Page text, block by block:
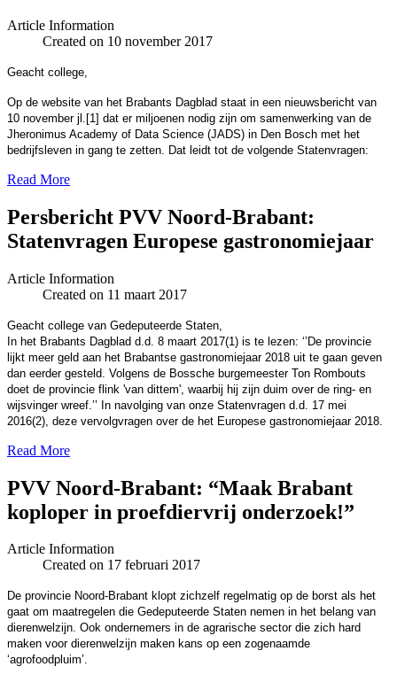
Article Information
Created on 10 november 2017
Geacht college,
Op de website van het Brabants Dagblad staat in een nieuwsbericht van
10 november jl.[1] dat er miljoenen nodig zijn om samenwerking van de
Jheronimus Academy of Data Science (JADS) in Den Bosch met het
bedrijfsleven in gang te zetten. Dat leidt tot de volgende Statenvragen:
Read More
Persbericht PVV Noord-Brabant:
Statenvragen Europese gastronomiejaar
Article Information
Created on 11 maart 2017
Geacht college van Gedeputeerde Staten,
In het Brabants Dagblad d.d. 8 maart 2017(1) is te lezen: ‘’De provincie
lijkt meer geld aan het Brabantse gastronomiejaar 2018 uit te gaan geven
dan eerder gesteld. Volgens de Bossche burgemeester Ton Rombouts
doet de provincie flink 'van dittem', waarbij hij zijn duim over de ring- en
wijsvinger wreef.’’ In navolging van onze Statenvragen d.d. 17 mei
2016(2), deze vervolgvragen over de het Europese gastronomiejaar 2018.
Read More
PVV Noord-Brabant: “Maak Brabant
koploper in proefdiervrij onderzoek!”
Article Information
Created on 17 februari 2017
De provincie Noord-Brabant klopt zichzelf regelmatig op de borst als het
gaat om maatregelen die Gedeputeerde Staten nemen in het belang van
dierenwelzijn. Ook ondernemers in de agrarische sector die zich hard
maken voor dierenwelzijn maken kans op een zogenaamde
‘agrofoodpluim’.